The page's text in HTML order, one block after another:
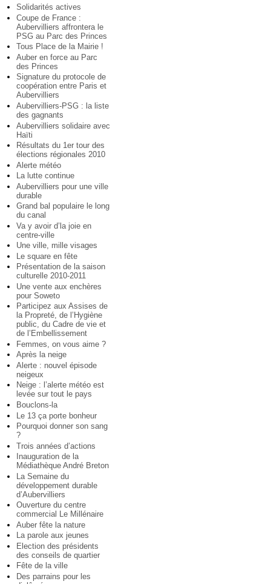
Solidarités actives
Coupe de France :
Aubervilliers affrontera le
PSG au Parc des Princes
Tous Place de la Mairie !
Auber en force au Parc
des Princes
Signature du protocole de
coopération entre Paris et
Aubervilliers
Aubervilliers-PSG : la liste
des gagnants
Aubervilliers solidaire avec
Haïti
Résultats du 1er tour des
élections régionales 2010
Alerte météo
La lutte continue
Aubervilliers pour une ville
durable
Grand bal populaire le long
du canal
Va y avoir d’la joie en
centre-ville
Une ville, mille visages
Le square en fête
Présentation de la saison
culturelle 2010-2011
Une vente aux enchères
pour Soweto
Participez aux Assises de
la Propreté, de l’Hygiène
public, du Cadre de vie et
de l’Embellissement
Femmes, on vous aime ?
Après la neige
Alerte : nouvel épisode
neigeux
Neige : l’alerte météo est
levée sur tout le pays
Bouclons-la
Le 13 ça porte bonheur
Pourquoi donner son sang
?
Trois années d’actions
Inauguration de la
Médiathèque André Breton
La Semaine du
développement durable
d’Aubervilliers
Ouverture du centre
commercial Le Millénaire
Auber fête la nature
La parole aux jeunes
Election des présidents
des conseils de quartier
Fête de la ville
Des parrains pour les